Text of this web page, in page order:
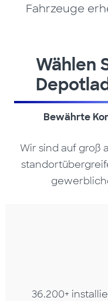
Fahrzeuge
Wählen
Bewährte
Wir sind auf groß
36.200+